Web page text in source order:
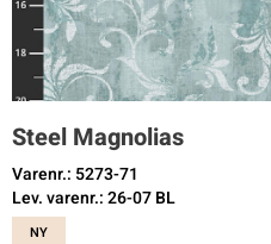
Steel Magnolias
Varenr.: 5273-71
Lev. varenr.: 26-07 BL
NY